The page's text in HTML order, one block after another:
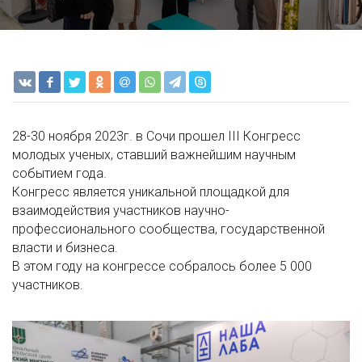
28-30 ноября 2023г. в Сочи прошел III Конгресс
молодых ученых, ставший важнейшим научным
событием года.
Конгресс является уникальной площадкой для
взаимодействия участников научно-
профессионального сообщества, государственной
власти и бизнеса.
В этом году на конгрессе собралось более 5 000
участников.